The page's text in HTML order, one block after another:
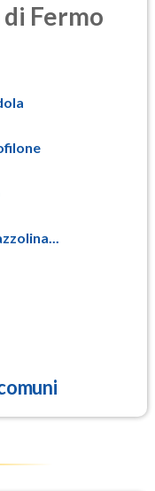
Fermo